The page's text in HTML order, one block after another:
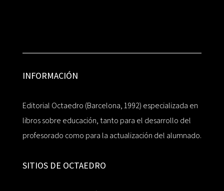
INFORMACIÓN
Editorial Octaedro (Barcelona, 1992) especializada en
libros sobre educación, tanto para el desarrollo del
profesorado como para la actualización del alumnado.
SITIOS DE OCTAEDRO